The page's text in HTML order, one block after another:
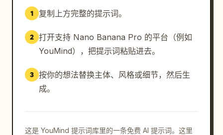
1 复制上方完整的提示词。
2 打开支持 Nano Banana Pro 的平台（例如
YouMind），把提示词粘贴进去。
3 按你的想法替换主体、风格或细节，然后生
成。
这是 YouMind 提示词库里的一条免费 AI 提示词。这里